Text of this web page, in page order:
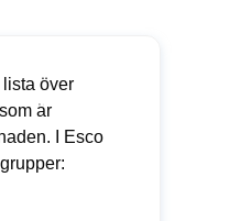
över
är
I Esco